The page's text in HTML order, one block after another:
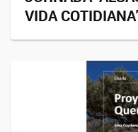
VIDA